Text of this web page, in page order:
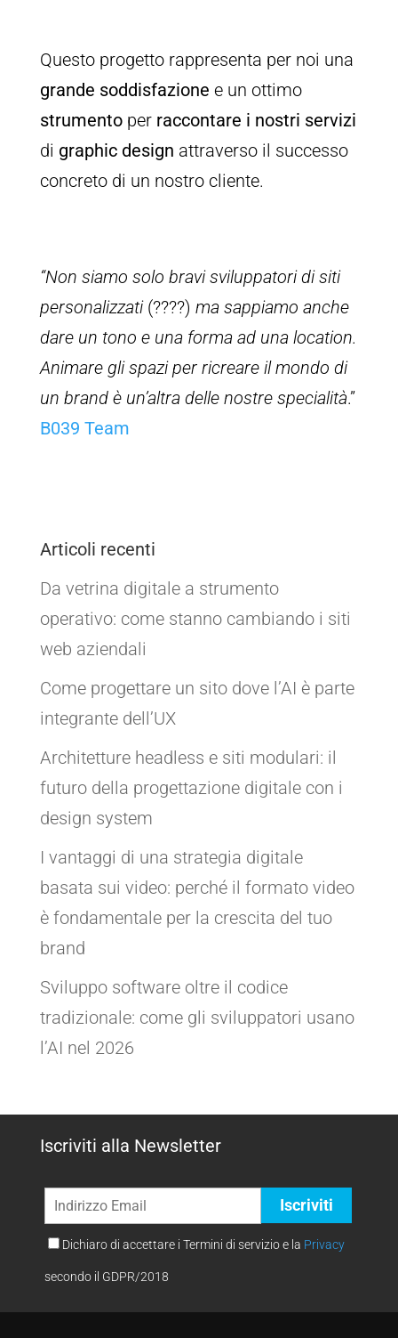
Questo progetto rappresenta per noi una
grande soddisfazione e un ottimo
strumentoper raccontare i nostri servizi
di graphic design attraverso il successo
concreto di un nostro cliente.
“Non siamo solo bravi sviluppatori di siti
personalizzati(????) ma sappiamo anche
dare un tono e una forma ad una location.
Animare gli spazi per ricreare il mondo di
un brand è un’altra delle nostre specialità.”
B039 Team
Articoli recenti
Da vetrina digitale a strumento
operativo: come stanno cambiando i siti
web aziendali
Come progettare un sito dove l’AI è parte
integrante dell’UX
Architetture headless e siti modulari: il
futuro della progettazione digitale con i
design system
I vantaggi di una strategia digitale
basata sui video: perché il formato video
è fondamentale per la crescita del tuo
brand
Sviluppo software oltre il codice
tradizionale: come gli sviluppatori usano
l’AI nel 2026
Iscriviti alla Newsletter
Dichiaro di accettare i Termini di servizio e la Privacy
secondo il GDPR/2018